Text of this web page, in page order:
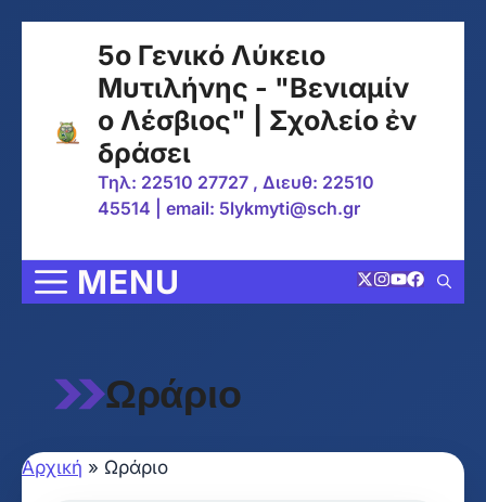
περιεχόμενο
5ο Γενικό Λύκειο
Μυτιλήνης - "Βενιαμίν
ο Λέσβιος" | Σχολείο ἐν
δράσει
Τηλ: 22510 27727 , Διευθ: 22510
45514 | email: 5lykmyti@sch.gr
MENU
Ωράριο
Αρχική » Ωράριο